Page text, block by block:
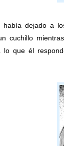
dejado a
cuchillo
que él